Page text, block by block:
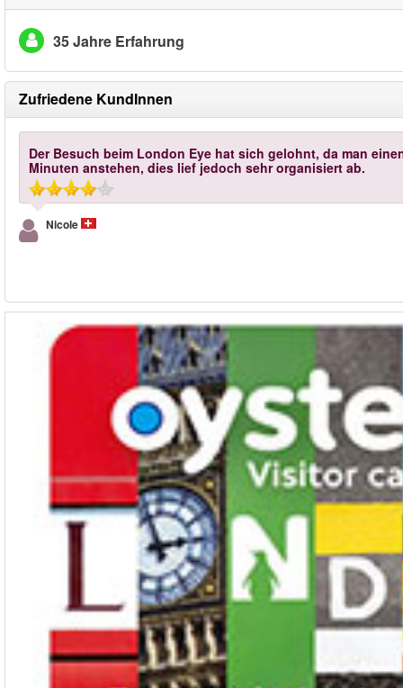
35 Jahre Erfahrung
Zufriedene KundInnen
Der Besuch beim London Eye hat sich gelohnt, da man
Minuten anstehen, dies lief jedoch sehr organisiert ab.
Nicole